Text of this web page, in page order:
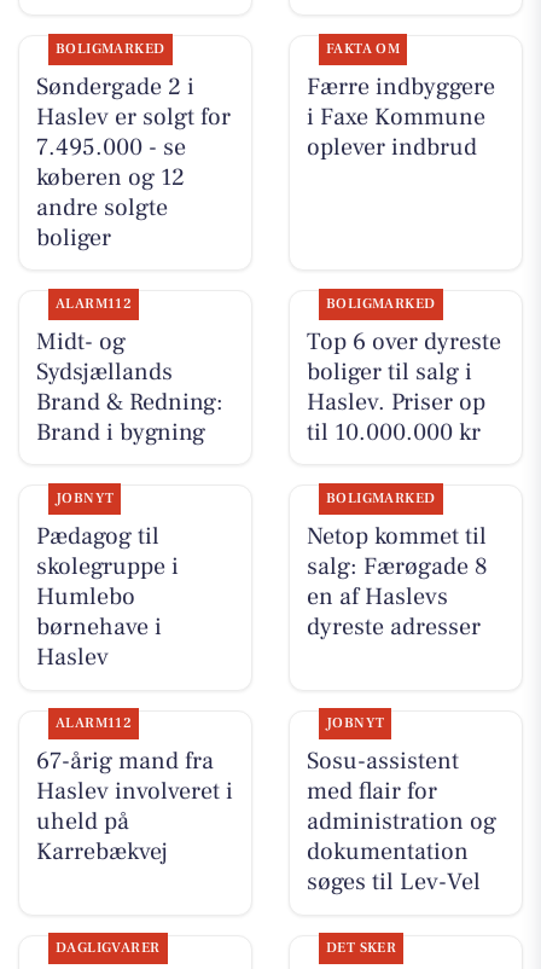
BOLIGMARKED
Søndergade 2 i
Haslev er solgt for
7.495.000 - se
køberen og 12
andre solgte
boliger
FAKTA OM
Færre indbyggere
i Faxe Kommune
oplever indbrud
ALARM112
Midt- og
Sydsjællands
Brand & Redning:
Brand i bygning
BOLIGMARKED
Top 6 over dyreste
boliger til salg i
Haslev. Priser op
til 10.000.000 kr
JOBNYT
Pædagog til
skolegruppe i
Humlebo
børnehave i
Haslev
BOLIGMARKED
Netop kommet til
salg: Færøgade 8
en af Haslevs
dyreste adresser
ALARM112
67-årig mand fra
Haslev involveret i
uheld på
Karrebækvej
JOBNYT
Sosu-assistent
med flair for
administration og
dokumentation
søges til Lev-Vel
DAGLIGVARER DET SKER